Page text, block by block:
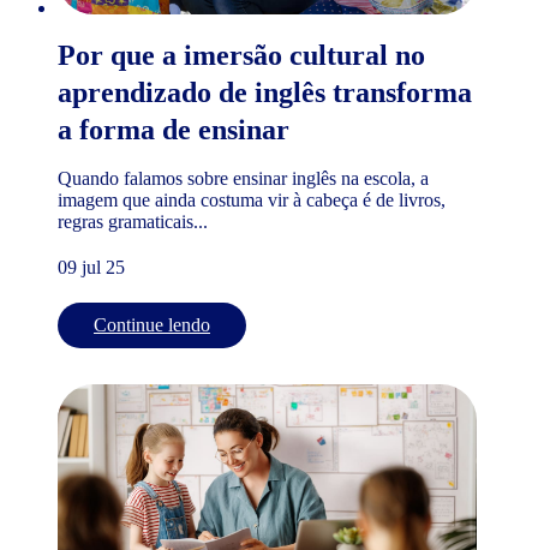
Por que a imersão cultural no
aprendizado de inglês transforma
a forma de ensinar
Quando falamos sobre ensinar inglês na escola, a
imagem que ainda costuma vir à cabeça é de livros,
regras gramaticais...
09 jul 25
Continue lendo